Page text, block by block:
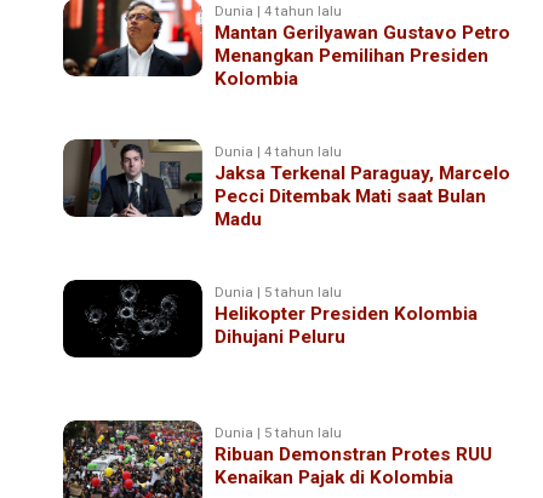
Dunia | 4 tahun lalu
Mantan Gerilyawan Gustavo Petro
Menangkan Pemilihan Presiden
Kolombia
Dunia | 4 tahun lalu
Jaksa Terkenal Paraguay, Marcelo
Pecci Ditembak Mati saat Bulan
Madu
Dunia | 5 tahun lalu
Helikopter Presiden Kolombia
Dihujani Peluru
Dunia | 5 tahun lalu
Ribuan Demonstran Protes RUU
Kenaikan Pajak di Kolombia